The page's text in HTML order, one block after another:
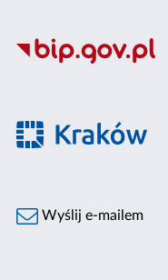
Wyślij e-mailem